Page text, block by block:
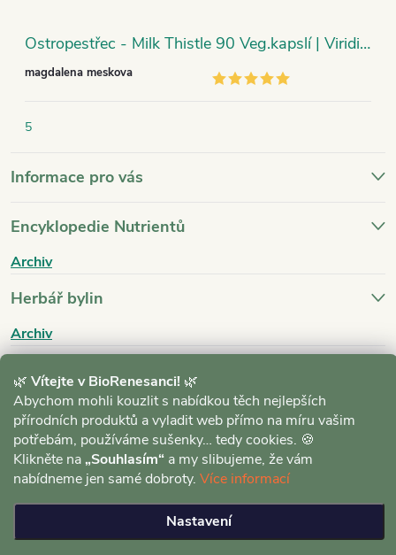
🌿 Vítejte v BioRenesanci! 🌿
Abychom mohli kouzlit s nabídkou těch nejlepších
přírodních produktů a vyladit web přímo na míru vašim
potřebám, používáme sušenky… tedy cookies. 🍪
Klikněte na „Souhlasím“ a my slibujeme, že vám
nabídneme jen samé dobroty. Více informací
Nastavení
Ostropestřec - Milk Thistle 90 Veg.kapslí | Viridian
magdalena meskova
5
Informace pro vás
Encyklopedie Nutrientů
Archiv
Herbář bylin
Archiv
Blog
Archiv
BioRenesance.cz. Všechna práva vyhrazena.